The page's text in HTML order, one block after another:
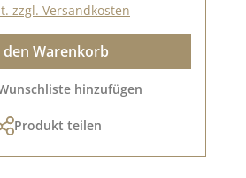
zzgl. Versandkosten
den Warenkorb
hinzufügen
Produkt teilen